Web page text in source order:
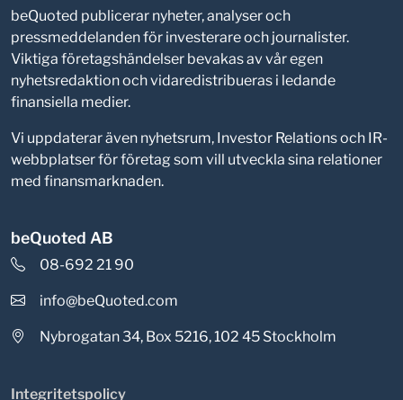
beQuoted publicerar nyheter, analyser och
pressmeddelanden för investerare och journalister.
Viktiga företagshändelser bevakas av vår egen
nyhetsredaktion och vidaredistribueras i ledande
finansiella medier.
Vi uppdaterar även nyhetsrum, Investor Relations och IR-
webbplatser för företag som vill utveckla sina relationer
med finansmarknaden.
beQuoted AB
08-692 21 90
info@beQuoted.com
Nybrogatan 34, Box 5216, 102 45 Stockholm
Integritetspolicy